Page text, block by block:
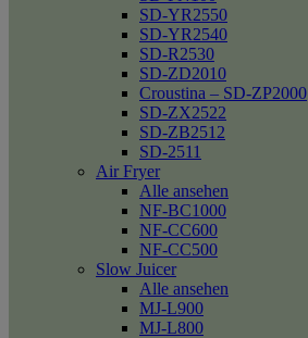
SD-YR2550
SD-YR2540
SD-R2530
SD-ZD2010
Croustina – SD-ZP2000
SD-ZX2522
SD-ZB2512
SD-2511
Air Fryer
Alle ansehen
NF-BC1000
NF-CC600
NF-CC500
Slow Juicer
Alle ansehen
MJ-L900
MJ-L800